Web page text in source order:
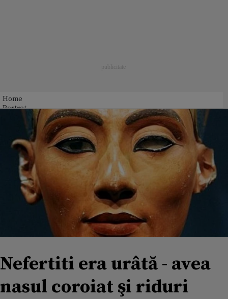
Home
Portret
Nefertiti era urâtă - avea
nasul coroiat şi riduri